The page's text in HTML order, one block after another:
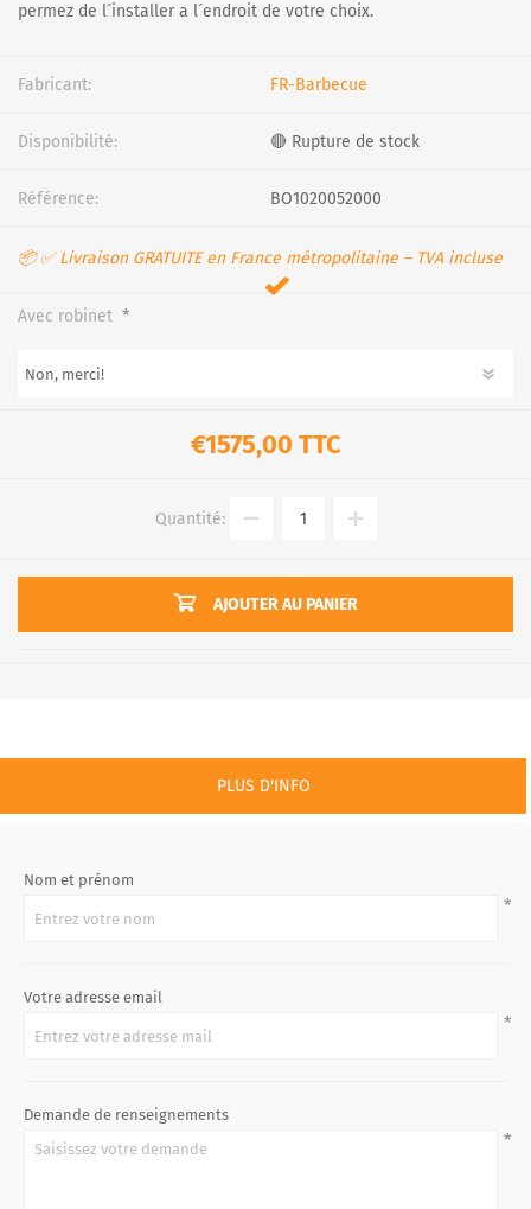
permez de l´installer a l´endroit de votre choix.
Fabricant: FR-Barbecue
Disponibilité: 🔴 Rupture de stock
Référence: BO1020052000
📦 ✅ Livraison GRATUITE en France métropolitaine – TVA incluse
Avec robinet *
€1575,00 TTC
Quantité:
AJOUTER AU PANIER
PLUS D'INFO
Nom et prénom
*
Votre adresse email
*
Demande de renseignements
*